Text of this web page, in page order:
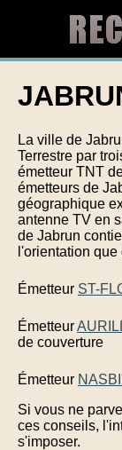
La ville de
Terrestre par
émetteur TNT
émetteurs de
géographique
antenne TV en
de Jabrun
l'orientation
Émetteur ST-
Émetteur
de couverture
Émetteur
Si vous ne
ces conseils,
s'imposer.